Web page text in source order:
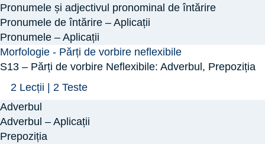
Pronumele și adjectivul pronominal de întărire
Pronumele de întărire – Aplicații
Pronumele – Aplicații
Morfologie - Părți de vorbire neflexibile
S13 – Părți de vorbire Neflexibile: Adverbul, Prepoziția
Arată
S13
–
Părți
de
2 Lecții | 2 Teste
Adverbul
Adverbul – Aplicații
Prepoziția